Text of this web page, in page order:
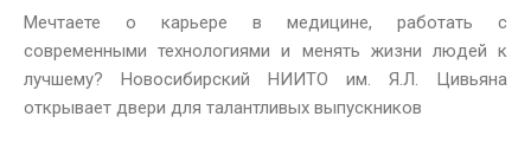
Мечтаете о карьере в медицине, работать с
современными технологиями и менять жизни людей к
лучшему? Новосибирский НИИТО им. Я.Л. Цивьяна
открывает двери для талантливых выпускников